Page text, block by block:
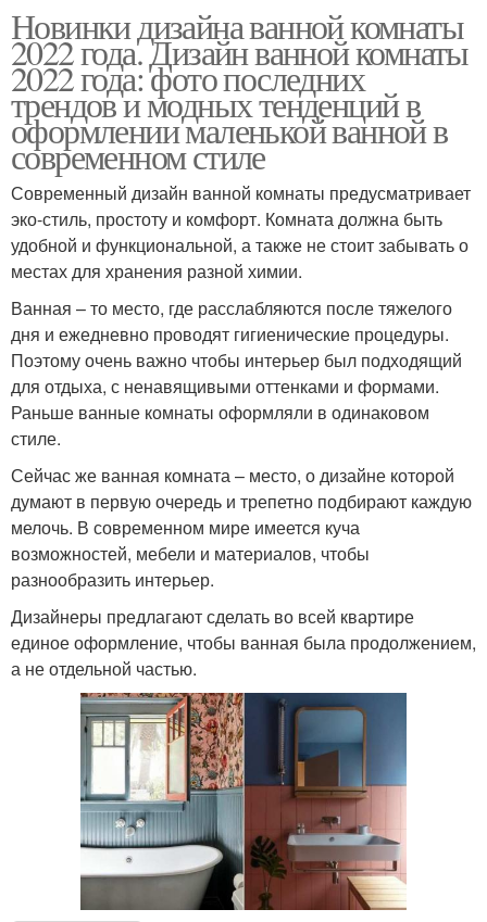
Новинки дизайна ванной комнаты
2022 года. Дизайн ванной комнаты
2022 года: фото последних
трендов и модных тенденций в
оформлении маленькой ванной в
современном стиле
Современный дизайн ванной комнаты предусматривает
эко-стиль, простоту и комфорт. Комната должна быть
удобной и функциональной, а также не стоит забывать о
местах для хранения разной химии.
Ванная – то место, где расслабляются после тяжелого
дня и ежедневно проводят гигиенические процедуры.
Поэтому очень важно чтобы интерьер был подходящий
для отдыха, с ненавящивыми оттенками и формами.
Раньше ванные комнаты оформляли в одинаковом
стиле.
Сейчас же ванная комната – место, о дизайне которой
думают в первую очередь и трепетно подбирают каждую
мелочь. В современном мире имеется куча
возможностей, мебели и материалов, чтобы
разнообразить интерьер.
Дизайнеры предлагают сделать во всей квартире
единое оформление, чтобы ванная была продолжением,
а не отдельной частью.